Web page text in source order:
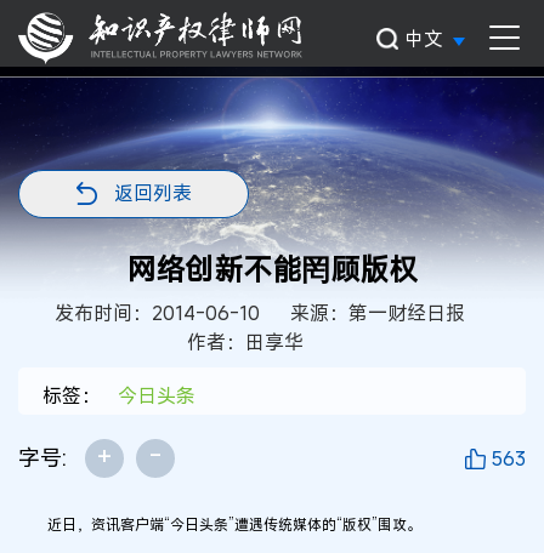
中文
返回列表
网络创新不能罔顾版权
发布时间：2014-06-10
来源：第一财经日报
作者：田享华
标签：
今日头条
字号: + - 563
近日，资讯客户端“今日头条”遭遇传统媒体的“版权”围攻。